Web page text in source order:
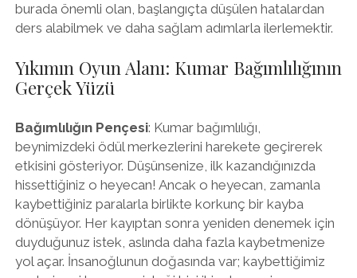
burada önemli olan, başlangıçta düşülen hatalardan
ders alabilmek ve daha sağlam adımlarla ilerlemektir.
Yıkımın Oyun Alanı: Kumar Bağımlılığının
Gerçek Yüzü
Bağımlılığın Pençesi: Kumar bağımlılığı,
beynimizdeki ödül merkezlerini harekete geçirerek
etkisini gösteriyor. Düşünsenize, ilk kazandığınızda
hissettiğiniz o heyecan! Ancak o heyecan, zamanla
kaybettiğiniz paralarla birlikte korkunç bir kayba
dönüşüyor. Her kayıptan sonra yeniden denemek için
duyduğunuz istek, aslında daha fazla kaybetmenize
yol açar. İnsanoğlunun doğasında var; kaybettiğimiz